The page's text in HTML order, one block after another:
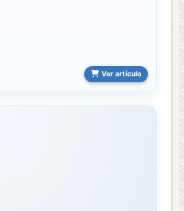
Ver artículo